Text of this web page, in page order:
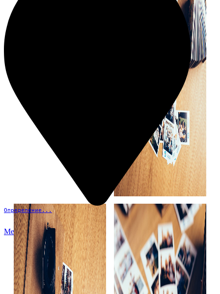
Определение...
Меню